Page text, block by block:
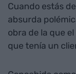
Cuando estás
absurda
obra de la que
que tenía un